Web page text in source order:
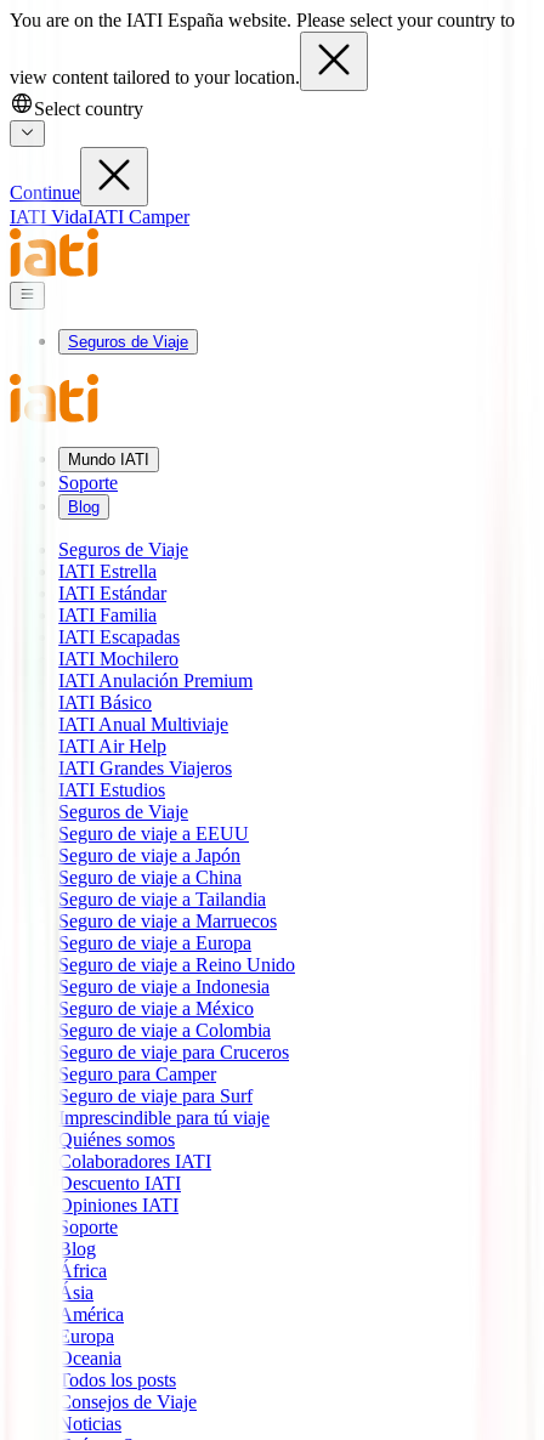
You are on the IATI España website. Please select your country to
view content tailored to your location.
Select country
Continue
IATI VidaIATI Camper
Seguros de Viaje
Mundo IATI
Soporte
Blog
Seguros de Viaje
IATI Estrella
IATI Estándar
IATI Familia
IATI Escapadas
IATI Mochilero
IATI Anulación Premium
IATI Básico
IATI Anual Multiviaje
IATI Air Help
IATI Grandes Viajeros
IATI Estudios
Seguros de Viaje
Seguro de viaje a EEUU
Seguro de viaje a Japón
Seguro de viaje a China
Seguro de viaje a Tailandia
Seguro de viaje a Marruecos
Seguro de viaje a Europa
Seguro de viaje a Reino Unido
Seguro de viaje a Indonesia
Seguro de viaje a México
Seguro de viaje a Colombia
Seguro de viaje para Cruceros
Seguro para Camper
Seguro de viaje para Surf
Imprescindible para tú viaje
Quiénes somos
Colaboradores IATI
Descuento IATI
Opiniones IATI
Soporte
Blog
África
Ásia
América
Europa
Oceania
Todos los posts
Consejos de Viaje
Noticias